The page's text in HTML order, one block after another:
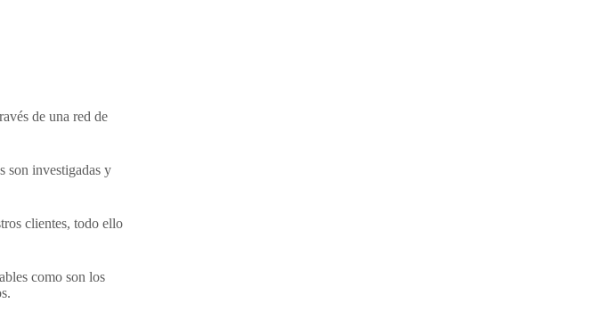
de una red de
son investigadas y
clientes, todo ello
como son los